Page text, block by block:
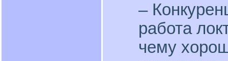
–
работа
чему